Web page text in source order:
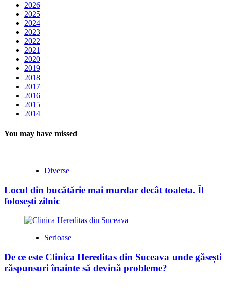
2026
2025
2024
2023
2022
2021
2020
2019
2018
2017
2016
2015
2014
You may have missed
Diverse
Locul din bucătărie mai murdar decât toaleta. Îl
folosești zilnic
Serioase
De ce este Clinica Hereditas din Suceava unde găsești
răspunsuri înainte să devină probleme?